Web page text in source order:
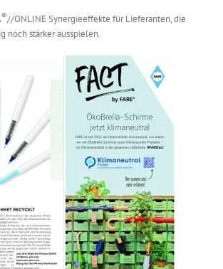
®//ONLINE Synergieeffekte für Lieferanten, die
noch stärker ausspielen.